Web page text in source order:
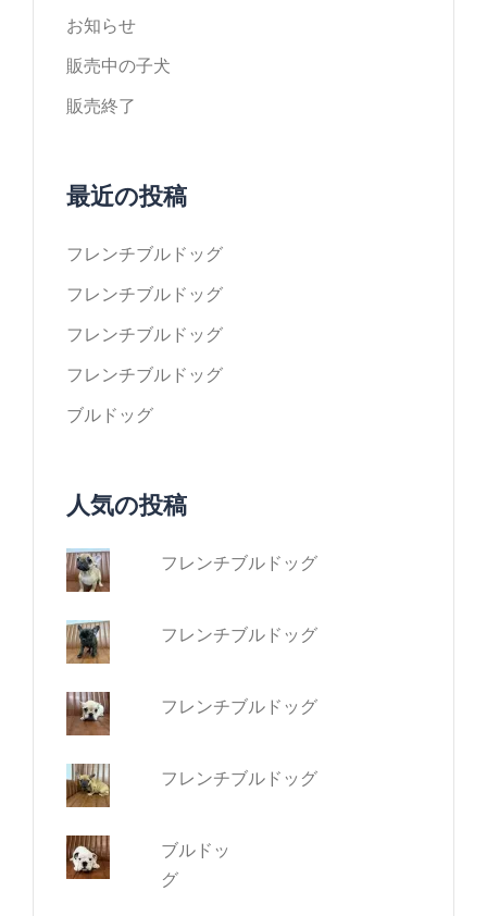
お知らせ
販売中の子犬
販売終了
最近の投稿
フレンチブルドッグ
フレンチブルドッグ
フレンチブルドッグ
フレンチブルドッグ
ブルドッグ
人気の投稿
フレンチブルドッグ
フレンチブルドッグ
フレンチブルドッグ
フレンチブルドッグ
ブルドッ
グ